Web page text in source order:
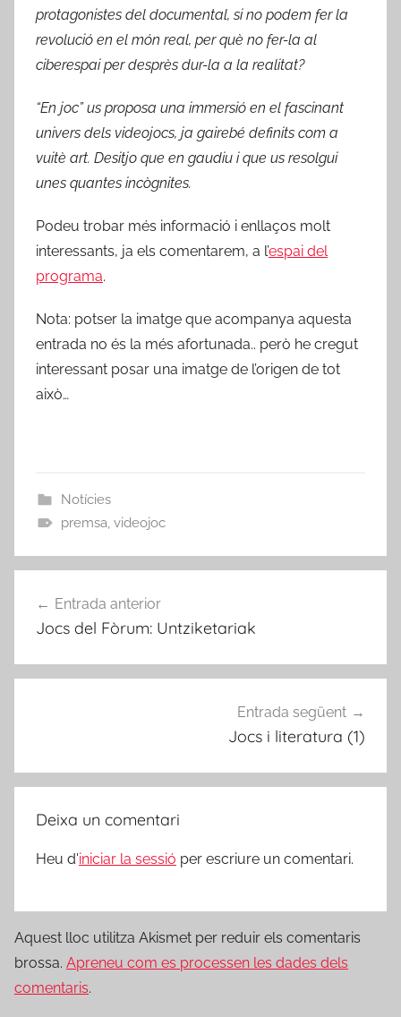
protagonistes del documental, si no podem fer la
revolució en el món real, per què no fer-la al
ciberespai per desprès dur-la a la realitat?
“En joc” us proposa una immersió en el fascinant
univers dels videojocs, ja gairebé definits com a
vuitè art. Desitjo que en gaudiu i que us resolgui
unes quantes incògnites.
Podeu trobar més informació i enllaços molt
interessants, ja els comentarem, a l’espai del
programa.
Nota: potser la imatge que acompanya aquesta
entrada no és la més afortunada.. però he cregut
interessant posar una imatge de l’origen de tot
això…
Notícies
premsa, videojoc
d'entrades
Entrada anterior
Jocs del Fòrum: Untziketariak
Entrada següent
Jocs i literatura (1)
Deixa un comentari
Heu d'iniciar la sessió per escriure un comentari.
Aquest lloc utilitza Akismet per reduir els comentaris
brossa. Apreneu com es processen les dades dels
comentaris.